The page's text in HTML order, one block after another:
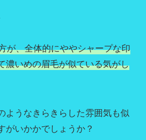
が、全体的にややシャープな印
濃いめの眉毛が似ている気がし
ようなきらきらした雰囲気も似
がいかかでしょうか？